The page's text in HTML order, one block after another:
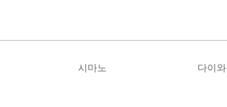
시마노 다이와